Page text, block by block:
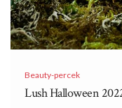
Beauty-percek
Lush Halloween